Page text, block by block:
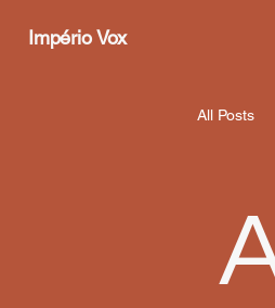
Império Vox
All Posts